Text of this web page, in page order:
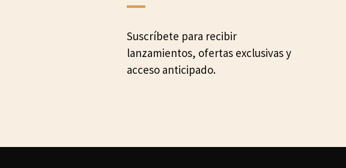
Suscríbete para recibir
lanzamientos, ofertas exclusivas y
acceso anticipado.